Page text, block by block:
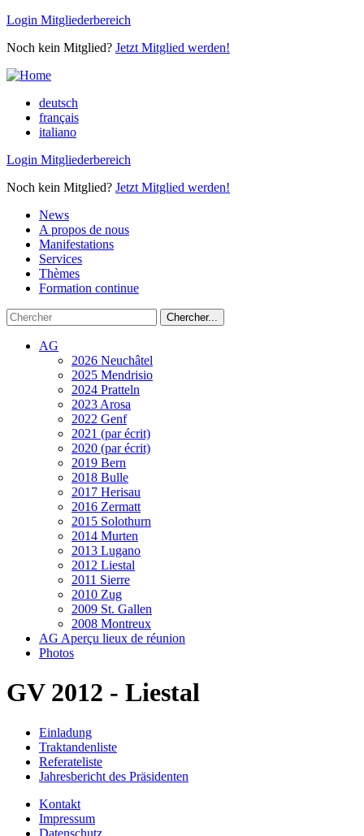
Login Mitgliederbereich
Noch kein Mitglied? Jetzt Mitglied werden!
deutsch
français
italiano
Login Mitgliederbereich
Noch kein Mitglied? Jetzt Mitglied werden!
News
A propos de nous
Manifestations
Services
Thèmes
Formation continue
AG
2026 Neuchâtel
2025 Mendrisio
2024 Pratteln
2023 Arosa
2022 Genf
2021 (par écrit)
2020 (par écrit)
2019 Bern
2018 Bulle
2017 Herisau
2016 Zermatt
2015 Solothurn
2014 Murten
2013 Lugano
2012 Liestal
2011 Sierre
2010 Zug
2009 St. Gallen
2008 Montreux
AG Aperçu lieux de réunion
Photos
GV 2012 - Liestal
Einladung
Traktandenliste
Referateliste
Jahresbericht des Präsidenten
Kontakt
Impressum
Datenschutz